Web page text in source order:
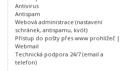
Antivirus
Antispam
Webová administrace (nastavení
schránek, antispamu, kvót)
Přístup do pošty přes www prohlížeč |
Webmail
Technická podpora 24/7 (email a
telefon)